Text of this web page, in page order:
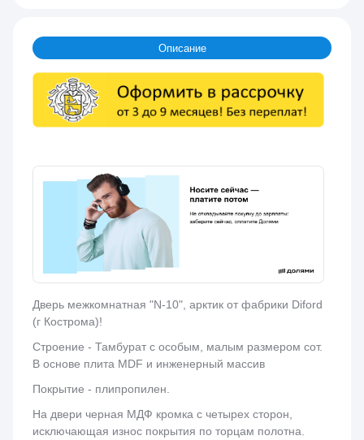
Описание
Дверь межкомнатная "N-10", арктик от фабрики Diford
(г Кострома)!
Строение - Тамбурат с особым, малым размером сот.
В основе плита MDF и инженерный массив
Покрытие - плипропилен.
На двери черная МДФ кромка с четырех сторон,
исключающая износ покрытия по торцам полотна.